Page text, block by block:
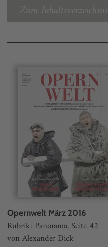
Zum Inhaltsverzeichnis
Opernwelt März 2016
Rubrik: Panorama, Seite 42
von Alexander Dick